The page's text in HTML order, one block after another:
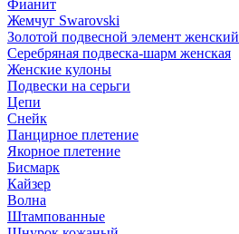
Фианит
Жемчуг Swarovski
Золотой подвесной элемент женcкий
Серебряная подвеска-шарм женская
Женские кулоны
Подвески на серьги
Цепи
Снейк
Панцирное плетение
Якорное плетение
Бисмарк
Кайзер
Волна
Штампованные